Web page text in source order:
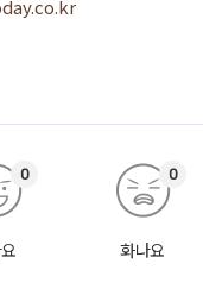
0
화나요
0